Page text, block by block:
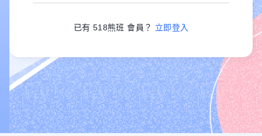
已有 518熊班 會員？ 立即登入